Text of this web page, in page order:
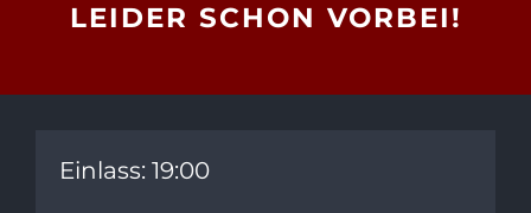
LEIDER SCHON VORBEI!
Einlass: 19:00